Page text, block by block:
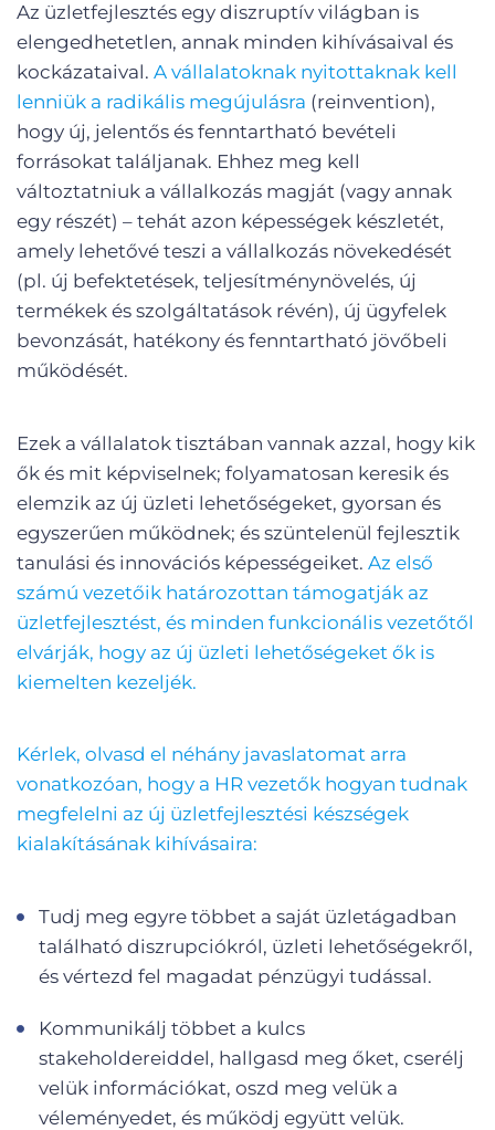
Az üzletfejlesztés egy diszruptív világban is
elengedhetetlen, annak minden kihívásaival és
kockázataival. A vállalatoknak nyitottaknak kell
lenniük a radikális megújulásra (reinvention),
hogy új, jelentős és fenntartható bevételi
forrásokat találjanak. Ehhez meg kell
változtatniuk a vállalkozás magját (vagy annak
egy részét) – tehát azon képességek készletét,
amely lehetővé teszi a vállalkozás növekedését
(pl. új befektetések, teljesítménynövelés, új
termékek és szolgáltatások révén), új ügyfelek
bevonzását, hatékony és fenntartható jövőbeli
működését.
Ezek a vállalatok tisztában vannak azzal, hogy kik
ők és mit képviselnek; folyamatosan keresik és
elemzik az új üzleti lehetőségeket, gyorsan és
egyszerűen működnek; és szüntelenül fejlesztik
tanulási és innovációs képességeiket. Az első
számú vezetőik határozottan támogatják az
üzletfejlesztést, és minden funkcionális vezetőtől
elvárják, hogy az új üzleti lehetőségeket ők is
kiemelten kezeljék.
Kérlek, olvasd el néhány javaslatomat arra
vonatkozóan, hogy a HR vezetők hogyan tudnak
megfelelni az új üzletfejlesztési készségek
kialakításának kihívásaira:
Tudj meg egyre többet a saját üzletágadban
található diszrupciókról, üzleti lehetőségekről,
és vértezd fel magadat pénzügyi tudással.
Kommunikálj többet a kulcs
stakeholdereiddel, hallgasd meg őket, cserélj
velük információkat, oszd meg velük a
véleményedet, és működj együtt velük.